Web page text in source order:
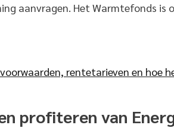
aanvragen. Het Warmtefonds
rentetarieven en hoe
profiteren van